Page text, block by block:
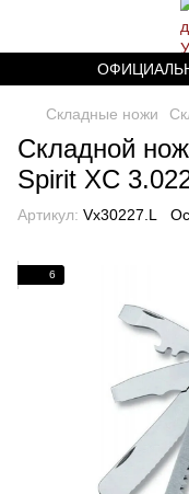
Складные ножи
Складной
Spirit XC
Артикул: Vx30227.L
6